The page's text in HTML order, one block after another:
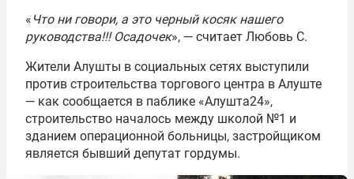
« Что ни говори, а это черный косяк нашего
руководства!!! Осадочек», — считает Любовь С.
Жители Алушты в социальных сетях выступили
против строительства торгового центра в Алуште
— как сообщается в паблике «Алушта24»,
строительство началось между школой №1 и
зданием операционной больницы, застройщиком
является бывший депутат гордумы.